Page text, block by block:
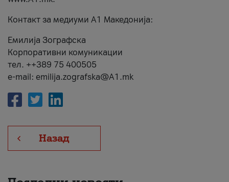
Контакт за медиуми А1 Македонија:
Емилија Зографска
Корпоративни комуникации
тел. ++389 75 400505
e-mail: emilija.zografska@A1.mk
Назад